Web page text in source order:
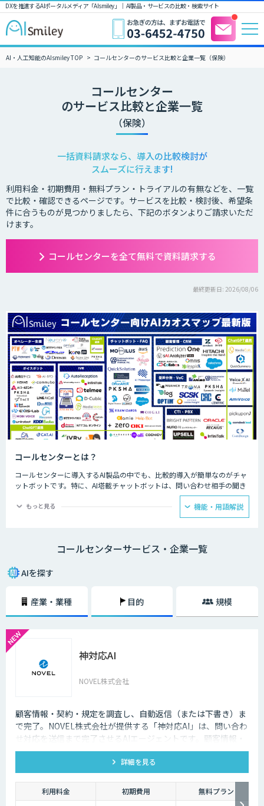
DXを推進するAIポータルメディア「AIsmiley」｜ AI製品・サービスの比較・検索サイト
AI・人工知能のAIsmiley TOP コールセンターのサービス比較と企業一覧（保険）
コールセンター
のサービス比較と企業一覧
（保険）
一括資料請求なら、導入の比較検討が
スムーズに行えます!
利用料金・初期費用・無料プラン・トライアルの有無などを、一覧
で比較・確認できるページです。サービスを比較・検討後、希望条
件に合うものが見つかりましたら、下記のボタンよりご請求いただ
けます。
コールセンターを全て無料で資料請求する
最終更新日: 2026/08/06
コールセンターとは？
コールセンターに導入するAI製品の中でも、比較的導入が簡単なのがチャ
ットボットです。特に、AI塔載チャットボットは、問い合わせ相手の聞き
たいことに対して、決められた回答をできるため、カスタマーサポートで
の普及が見込まれています。AIが問い合わせの4割を回答することで顧客
自身で自己解決できることが増え、スタッフが自ら行う部分を4割カット
大きな理由の一つです。顧客の時間の都合に合わせて問い合わせができる
ようになることで、カスタマーサポートが向上します。その結果顧客が知
た、AIによる自然なコミュニケーションを図ることで、顧客との関係性を
AI・人工知能では対応できないような複雑な質問や、利用者の意図する回
答ができなかった場合は、オペレーターによる有人チャットで継続対応を
可能にする機能も重要です。専門スキルを持ったオペレーターがチャット
による対応を行うとともに、その中で得られたナレッジを蓄積していくこ
とで、運用開始後の回答精度の維持と向上につながります。AIと専門家と
の連携が、自動回答率を高めるサイクルを回します。また、蓄積されたナ
対する回答候補をオペレーターに提示するサービスにも活用することが可
能です。回答内容の候補や関連する資料を瞬時に画面に表示できるように
なった結果、回答にかかる時間の短縮でき、顧客からの電話のつながりや
すさが改善されるのです。
もっと見る 機能・用語解説
コールセンターサービス・企業一覧
AIを探す
産業・業種 目的 規模
神対応AI
NOVEL株式会社
顧客情報・契約・規定を調査し、自動返信（または下書き）ま
で完了。NOVEL株式会社が提供する「神対応AI」は、問い合わ
せ対応を送信まで完了させるAIエージェントです。顧客情報・
契約・規定を突き合わせて回答を数十秒で作成し、自動送信か
下書き止めかを選べます。
詳細を見る
利用料金 初期費用
無料プラン